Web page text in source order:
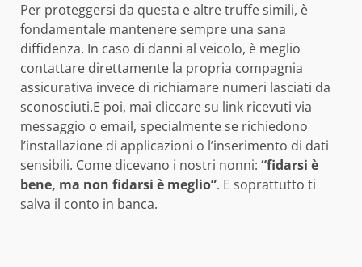
Per proteggersi da questa e altre truffe simili, è
fondamentale mantenere sempre una sana
diffidenza. In caso di danni al veicolo, è meglio
contattare direttamente la propria compagnia
assicurativa invece di richiamare numeri lasciati da
sconosciuti.E poi, mai cliccare su link ricevuti via
messaggio o email, specialmente se richiedono
l’installazione di applicazioni o l’inserimento di dati
sensibili. Come dicevano i nostri nonni: “fidarsi è
bene, ma non fidarsi è meglio”. E soprattutto ti
salva il conto in banca.